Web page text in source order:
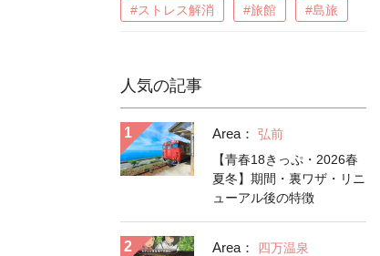
#ストレス解消 #旅館 #島旅
人気の記事
Area：
弘前
【青春18きっぷ・2026春
夏冬】期間・裏ワザ・リニ
ューアル後の特徴
Area：
四万温泉